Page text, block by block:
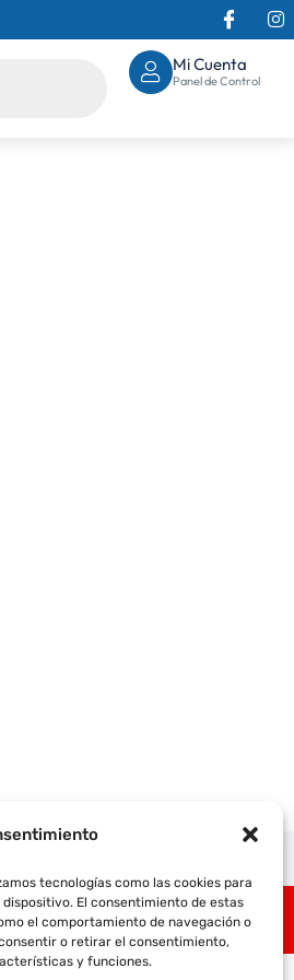
tecnologías como las cookies para
El consentimiento de estas
el comportamiento de navegación o
o retirar el consentimiento,
y funciones.
Mi Cuenta
Panel de Control